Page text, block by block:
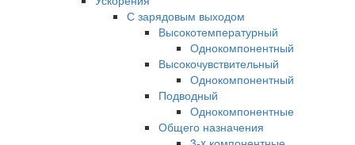
С зарядовым выходом
Высокотемпературный
Однокомпонентный
Высокочувствительный
Однокомпонентный
Подводный
Однокомпонентные
Общего назначения